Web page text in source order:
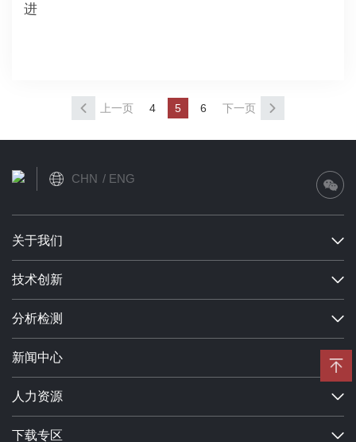
进
上一页 4 5 6 下一页
CHN ENG
关于我们
技术创新
分析检测
新闻中心
人力资源
下载专区